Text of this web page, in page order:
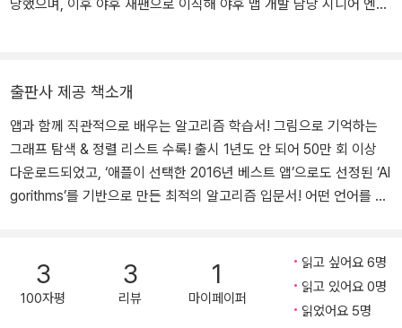
당했으며, 이후 야후 재팬으로 이직해 야후 맵 개발 담당 시니어 엔지
한다』(삶과지식, 2014)가 있으며, 역서로는『Go 언어로 배우는 웹 애
플리케이션 개발』(제이펍, 2024), 『21개의 작고 재미난 파이썬 프로
젝트』(제이펍, 2021),『그림으로 공부하는 IT 인프라 구조 개정판』(제
이펍, 2020) 등 40여 종이 있다.
출판사 제공 책소개
앱과 함께 직관적으로 배우는 알고리즘 학습서! 그림으로 기억하는
그래프 탐색 & 정렬 리스트 수록! 출시 1년도 안 되어 50만 회 이상
다운로드되었고, ‘애플이 선택한 2016년 베스트 앱’으로도 선정된 ‘Al
gorithms’를 기반으로 만든 최적의 알고리즘 입문서! 어떤 언어를 사
려운 분야였던 게 사실입니다. 그래서 이 책이 기획되었습니다. 이 책
은 알고리즘을 배우는 데 최고로 평가받고 있는 ‘Algorithms’ 앱을 토
3
100자평
3
리뷰
1
마이페이퍼
읽고 싶어요 6명
읽고 있어요 0명
읽었어요 5명